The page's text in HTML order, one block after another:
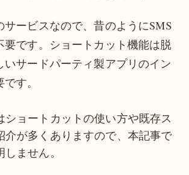
サービスなので、昔のようにSMS
要です。ショートカット機能は脱
いサードパーティ製アプリのイン
す。
ショートカットの使い方や既存ス
介が多くありますので、本記事で
ません。